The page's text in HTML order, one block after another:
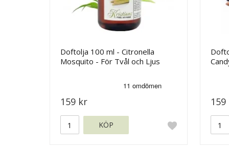
Doftolja 100 ml - Citronella
Mosquito - För Tvål och Ljus
159 kr
KÖP